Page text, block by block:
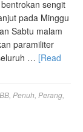
sengit
pada Minggu
Sabtu malam
paramiliter
… [Read
Penuh Perang